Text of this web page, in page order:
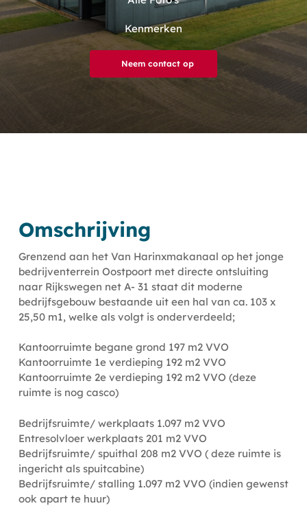
Kenmerken
Neem contact op
Omschrijving
Grenzend aan het Van Harinxmakanaal op het jonge
bedrijventerrein Oostpoort met directe ontsluiting
naar Rijkswegen net A- 31 staat dit moderne
bedrijfsgebouw bestaande uit een hal van ca. 103 x
25,50 m1, welke als volgt is onderverdeeld;
Kantoorruimte begane grond 197 m2 VVO
Kantoorruimte 1e verdieping 192 m2 VVO
Kantoorruimte 2e verdieping 192 m2 VVO (deze
ruimte is nog casco)
Bedrijfsruimte/ werkplaats 1.097 m2 VVO
Entresolvloer werkplaats 201 m2 VVO
Bedrijfsruimte/ spuithal 208 m2 VVO ( deze ruimte is
ingericht als spuitcabine)
Bedrijfsruimte/ stalling 1.097 m2 VVO (indien gewenst
ook apart te huur)